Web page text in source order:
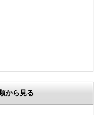
から見る